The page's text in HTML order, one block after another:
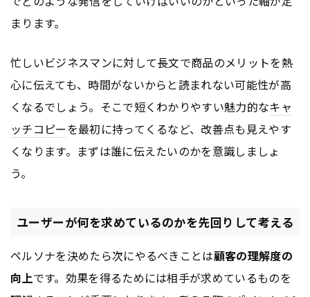
まります。
忙しいビジネスマンに対して長文で商品のメリットを熱
心に伝えても、時間がないからと読まれない可能性が高
くなるでしょう。そこで短くわかりやすい魅力的なキャ
ッチコピーを最初に持ってくるなど、改善点も見えやす
くなります。まずは誰に伝えたいのかを意識しましょ
う。
ユーザーが何を求めているのかを先回りして考える
ペルソナを決めたら次にやるべきことは顧客の理解度の
向上です。効果を得るためには相手が求めているものを